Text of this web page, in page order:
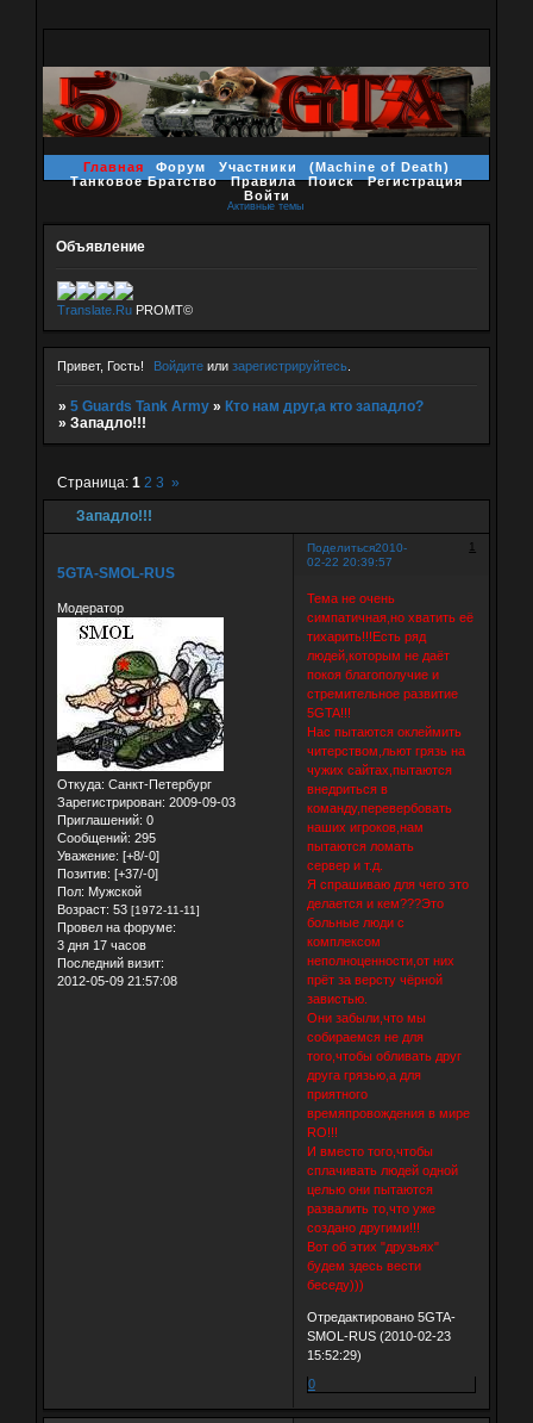
Главная Форум Участники
(Machine of Death)
Танковое Братство
Правила Поиск
Регистрация
Войти
Активные темы
Объявление
Translate.RuPROMT©
Привет, Гость! Войдите илизарегистрируйтесь
» 5 Guards Tank Army » Кто нам друг,а кто западло?
» Западло!!!
Западло!!!
Страница: 1 2 3 »
Поделиться 1
2010-
02-22 20:39:57
5GTA-SMOL-RUS
Модератор
Откуда: Санкт-Петербург
Зарегистрирован: 2009-09-03
Приглашений: 0
Сообщений: 295
Уважение: [+8/-0]
Позитив: [+37/-0]
Пол: Мужской
Возраст: 53 [1972-11-11]
Провел на форуме:
3 дня 17 часов
Последний визит:
2012-05-09 21:57:08
Тема не очень
симпатичная,но хватить её
тихарить!!!Есть ряд
людей,которым не даёт
покоя благополучие и
стремительное развитие
5GTA!!!
Нас пытаются оклеймить
читерством,льют грязь на
чужих сайтах,пытаются
внедриться в
команду,перевербовать
наших игроков,нам
пытаются ломать
сервер и т.д.
Я спрашиваю для чего это
делается и кем???Это
больные люди с
комплексом
неполноценности,от них
прёт за версту чёрной
завистью.
Они забыли,что мы
собираемся не для
того,чтобы обливать друг
друга грязью,а для
приятного
времяпровождения в мире
RO!!!
И вместо того,чтобы
сплачивать людей одной
целью они пытаются
развалить то,что уже
создано другими!!!
Вот об этих "друзьях"
будем здесь вести
беседу)))
Отредактировано 5GTA-
SMOL-RUS (2010-02-23
15:52:29)
0